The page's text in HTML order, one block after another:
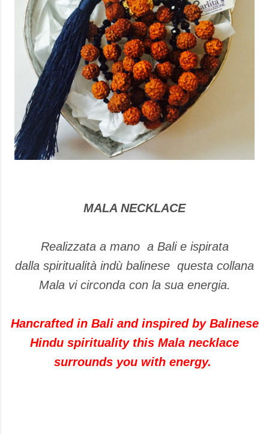
MALA NECKLACE
Realizzata a mano a Bali e ispirata
dalla spiritualità indù balinese questa collana
Mala vi circonda con la sua energia.
Hancrafted in Bali and inspired by Balinese
Hindu spirituality this Mala necklace
surrounds you with energy.